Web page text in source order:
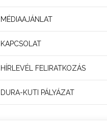
MÉDIAAJÁNLAT
KAPCSOLAT
HÍRLEVÉL FELIRATKOZÁS
DURA-KUTI PÁLYÁZAT